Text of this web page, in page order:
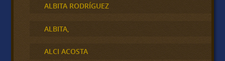
ALBITA RODRÍGUEZ
ALBITA,
ALCI ACOSTA